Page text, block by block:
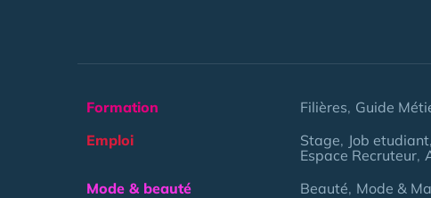
Formation Filières Guide
Emploi
Stage Job etudiant
Espace Recruteur
Mode & beauté
Beauté Mode &